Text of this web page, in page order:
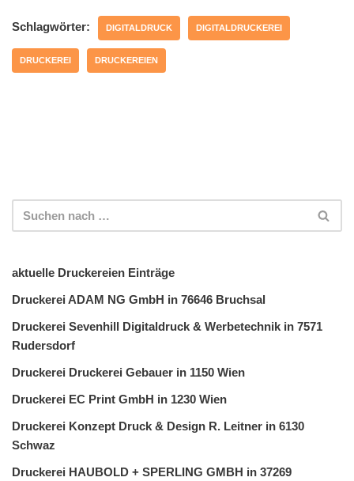
Schlagwörter: DIGITALDRUCK DIGITALDRUCKEREI
DRUCKEREI DRUCKEREIEN
aktuelle Druckereien Einträge
Druckerei ADAM NG GmbH in 76646 Bruchsal
Druckerei Sevenhill Digitaldruck & Werbetechnik in 7571
Rudersdorf
Druckerei Druckerei Gebauer in 1150 Wien
Druckerei EC Print GmbH in 1230 Wien
Druckerei Konzept Druck & Design R. Leitner in 6130
Schwaz
Druckerei HAUBOLD + SPERLING GMBH in 37269